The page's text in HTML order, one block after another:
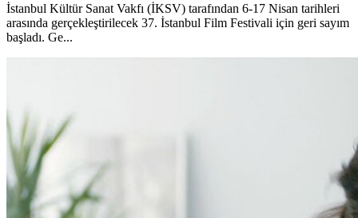
İstanbul Kültür Sanat Vakfı (İKSV) tarafından 6-17 Nisan tarihleri
arasında gerçekleştirilecek 37. İstanbul Film Festivali için geri sayım
başladı. Ge...